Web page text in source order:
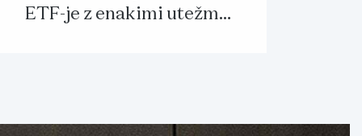
ETF-je z enakimi utežmi